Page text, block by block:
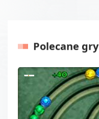
Polecane gry
Poprzednie